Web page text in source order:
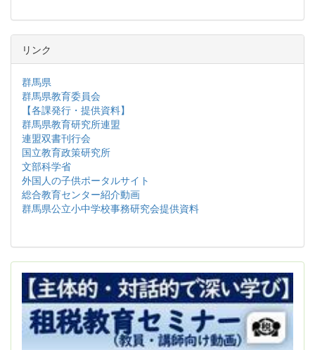
リンク
群馬県
群馬県教育委員会
【各課発行・提供資料】
群馬県教育研究所連盟
連盟双書刊行会
国立教育政策研究所
文部科学省
外国人の子供ポータルサイト
総合教育センター紹介動画
群馬県公立小中学校事務研究会提供資料